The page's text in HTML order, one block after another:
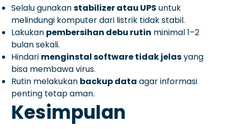
Selalu gunakanstabilizer atau UPS untuk
melindungi komputer dari listrik tidak stabil.
Lakukan pembersihan debu rutin minimal 1–2
bulan sekali.
Hindari menginstal software tidak jelasyang
bisa membawa virus.
Rutin melakukan backup data agar informasi
penting tetap aman.
Kesimpulan